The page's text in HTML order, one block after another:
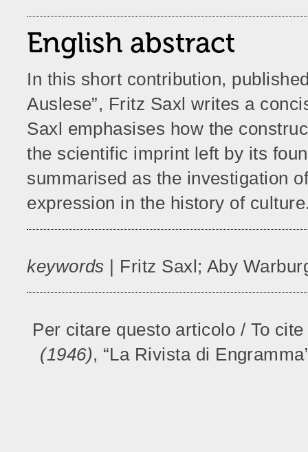
English abstract
In this short contribution,
Auslese”, Fritz Saxl writes a
Saxl emphasises how the
the scientific imprint left by its
summarised as the investigation
expression in the history of
keywords | Fritz Saxl; Aby
Per citare questo articolo / To
(1946), “La Rivista di